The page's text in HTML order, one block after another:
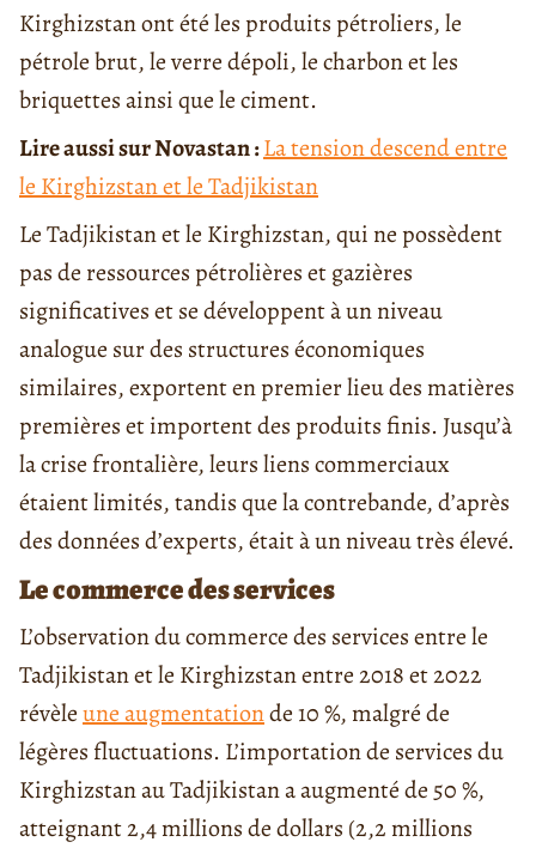
Kirghizstan ont été les produits pétroliers, le
pétrole brut, le verre dépoli, le charbon et les
briquettes ainsi que le ciment.
Lire aussi sur Novastan :La tension descend entre
le Kirghizstan et le Tadjikistan
Le Tadjikistan et le Kirghizstan, qui ne possèdent
pas de ressources pétrolières et gazières
significatives et se développent à un niveau
analogue sur des structures économiques
similaires, exportent en premier lieu des matières
premières et importent des produits finis. Jusqu’à
la crise frontalière, leurs liens commerciaux
étaient limités, tandis que la contrebande, d’après
des données d’experts, était à un niveau très élevé.
Le commerce des services
L’observation du commerce des services entre le
Tadjikistan et le Kirghizstan entre 2018 et 2022
révèleune augmentationde 10 %, malgré de
légères fluctuations. L’importation de services du
Kirghizstan au Tadjikistan a augmenté de 50 %,
atteignant 2,4 millions de dollars (2,2 millions